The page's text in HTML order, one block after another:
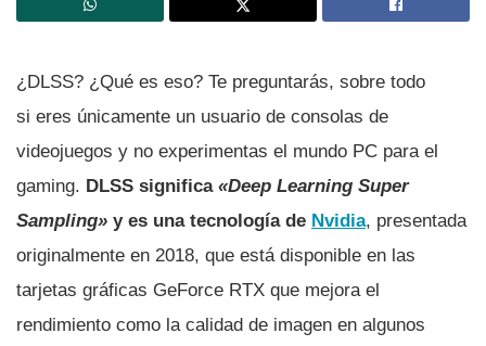
¿DLSS? ¿Qué es eso? Te preguntarás, sobre todo
si eres únicamente un usuario de consolas de
videojuegos y no experimentas el mundo PC para el
gaming. DLSS significa «Deep Learning Super
Sampling» y es una tecnología de Nvidia, presentada
originalmente en 2018, que está disponible en las
tarjetas gráficas GeForce RTX que mejora el
rendimiento como la calidad de imagen en algunos